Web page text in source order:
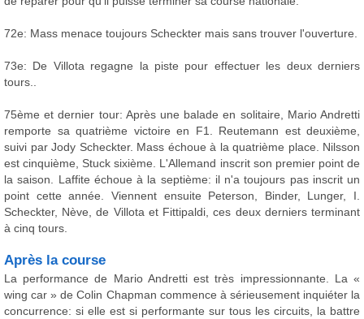
72e: Mass menace toujours Scheckter mais sans trouver l'ouverture.
73e: De Villota regagne la piste pour effectuer les deux derniers
tours..
75ème et dernier tour: Après une balade en solitaire, Mario Andretti
remporte sa quatrième victoire en F1. Reutemann est deuxième,
suivi par Jody Scheckter. Mass échoue à la quatrième place. Nilsson
est cinquième, Stuck sixième. L'Allemand inscrit son premier point de
la saison. Laffite échoue à la septième: il n'a toujours pas inscrit un
point cette année. Viennent ensuite Peterson, Binder, Lunger, I.
Scheckter, Nève, de Villota et Fittipaldi, ces deux derniers terminant
à cinq tours.
Après la course
La performance de Mario Andretti est très impressionnante. La «
wing car » de Colin Chapman commence à sérieusement inquiéter la
concurrence: si elle est si performante sur tous les circuits, la battre